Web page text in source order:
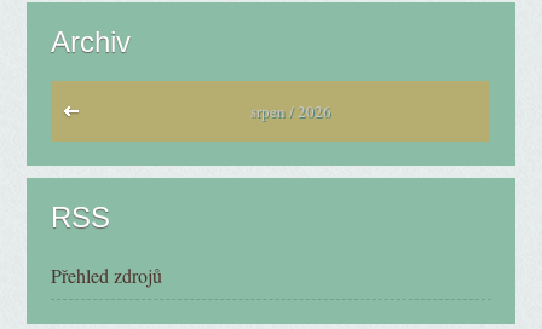
Archiv
srpen / 2026
RSS
Přehled zdrojů